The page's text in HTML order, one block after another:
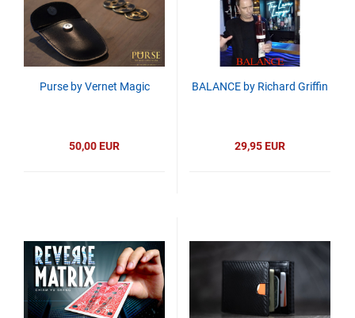
Purse by Vernet Magic
50,00 EUR
BALANCE by Richard Griffin
29,95 EUR